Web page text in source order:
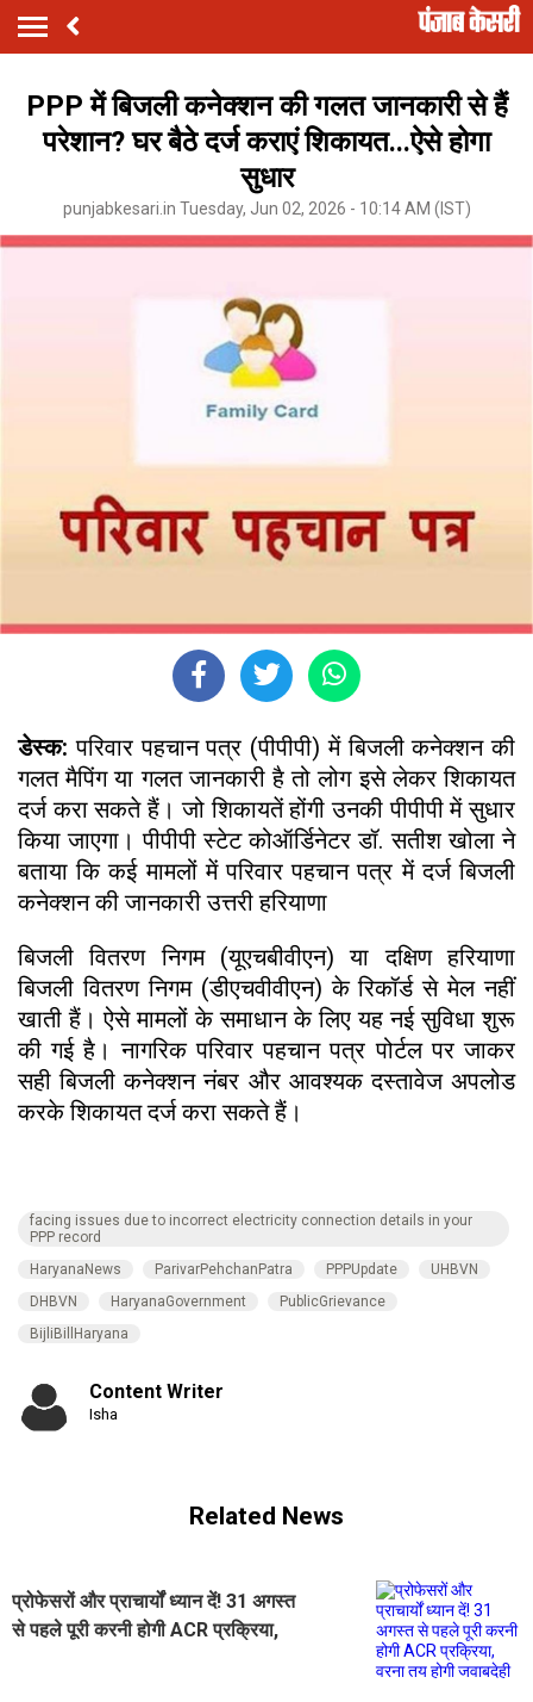
PPP में बिजली कनेक्शन की गलत जानकारी से हैं
परेशान? घर बैठे दर्ज कराएं शिकायत...ऐसे होगा
सुधार
punjabkesari.in Tuesday, Jun 02, 2026 - 10:14 AM (IST)
डेस्क:परिवार पहचान पत्र (पीपीपी) में बिजली कनेक्शन की
गलत मैपिंग या गलत जानकारी है तो लोग इसे लेकर शिकायत
दर्ज करा सकते हैं। जो शिकायतें होंगी उनकी पीपीपी में सुधार
किया जाएगा। पीपीपी स्टेट कोऑर्डिनेटर डॉ. सतीश खोला ने
बताया कि कई मामलों में परिवार पहचान पत्र में दर्ज बिजली
कनेक्शन की जानकारी उत्तरी हरियाणा
बिजली वितरण निगम (यूएचबीवीएन) या दक्षिण हरियाणा
बिजली वितरण निगम (डीएचवीवीएन) के रिकॉर्ड से मेल नहीं
खाती हैं। ऐसे मामलों के समाधान के लिए यह नई सुविधा शुरू
की गई है। नागरिक परिवार पहचान पत्र पोर्टल पर जाकर
सही बिजली कनेक्शन नंबर और आवश्यक दस्तावेज अपलोड
करके शिकायत दर्ज करा सकते हैं।
facing issues due to incorrect electricity connection details in your
PPP record
HaryanaNews
ParivarPehchanPatra PPPUpdate
UHBVN
DHBVN
HaryanaGovernment
PublicGrievance
BijliBillHaryana
Content Writer
Isha
Related News
प्रोफेसरों और प्राचार्यों ध्यान दें! 31 अगस्त
से पहले पूरी करनी होगी ACR प्रक्रिया,